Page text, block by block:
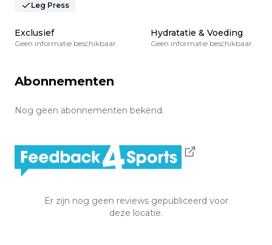
Leg Press
Exclusief
Geen informatie beschikbaar.
Hydratatie & Voeding
Geen informatie beschikbaar.
Abonnementen
Nog geen abonnementen bekend.
Er zijn nog geen reviews gepubliceerd voor
deze locatie.